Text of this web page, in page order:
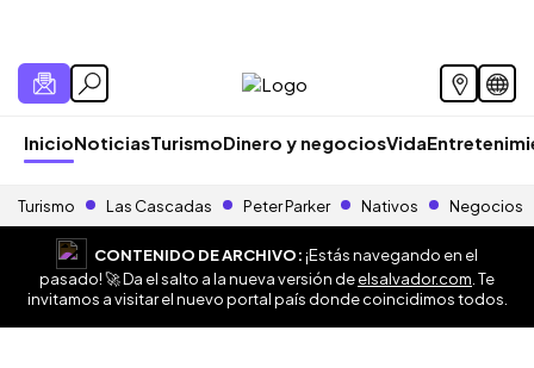
InicioNoticiasTurismoDinero y negociosVida
Turismo Las Cascadas Peter Parker Nativos Negocios
CONTENIDO DE ARCHIVO:¡Estás navegando en el
pasado! 🚀 Da el salto a la nueva versión deelsalvador.com . Te
invitamos a visitar el nuevo portal país donde coincidimos todos.